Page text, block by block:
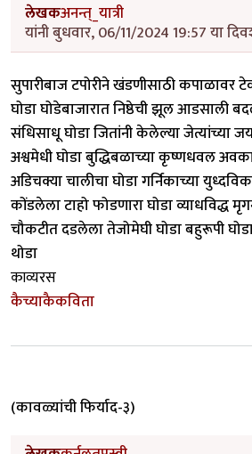
लेखकअनन्त्_यात्री
यांनी बुधवार, 06/11/2024 19:57 या
सुपारीबाज टपोरीने खंडणीसाठी कपाळावर
घोडा घोडेबाजारात निष्ठेची झूल आडसाली
संधिसाधू घोडा जितांनी केलेल्या जेत्यांच्या
अश्वमेधी घोडा बुद्धिबळाच्या कृष्णधवल
अडिचक्या चालीचा घोडा गर्निकाच्या
कोंडलेला टाहो फोडणारा घोडा व्याधविद्ध
चौकटीत दडलेला तेजोमेघी घोडा बहुरूपी
थोडा
काव्यरस
कैच्याकैकविता
(कावळ्यांची फिर्याद-३)